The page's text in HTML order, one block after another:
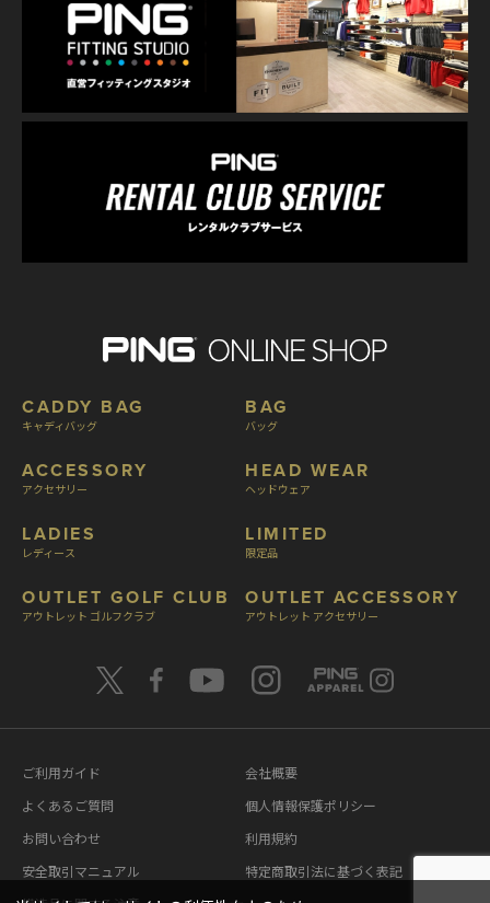
CADDY BAG
キャディバッグ
ACCESSORY
アクセサリー
LADIES
レディース
OUTLET GOLF CLUB
アウトレット ゴルフクラブ
BAG
バッグ
HEAD WEAR
ヘッドウェア
LIMITED
限定品
OUTLET ACCESSORY
アウトレット アクセサリー
ご利用ガイド
よくあるご質問
お問い合わせ
安全取引マニュアル
会社概要
個人情報保護ポリシー
利用規約
特定商取引法に基づく表記